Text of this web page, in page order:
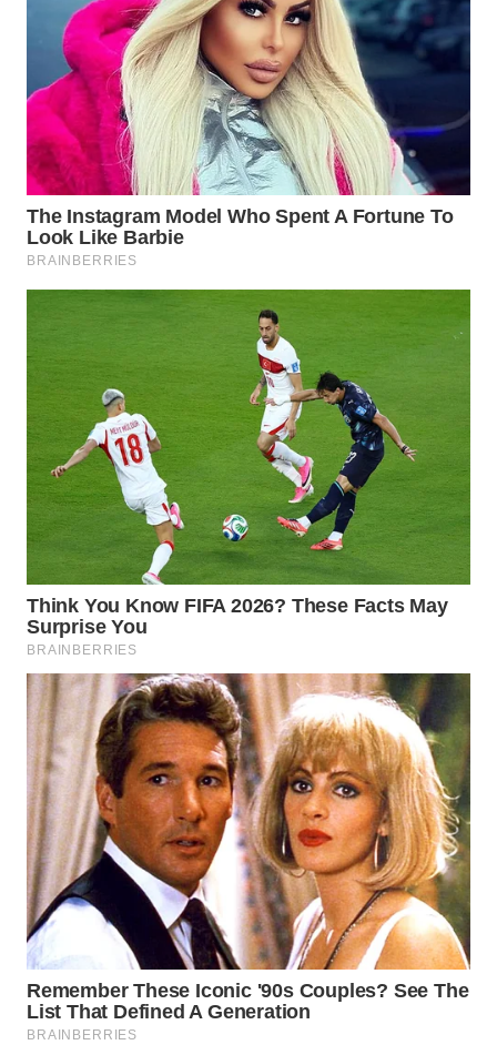
TINGGI
WN
PAKPAK
WN
KARAWANG
WN
BEKASI
DEPOK
WN
TAPANULI
UTARA
WN
SAMOSIR
PADANG
LAWAS
WN
SUMEDANG
WN
CIANJUR
KEPULAUAN
SERIBU
WN